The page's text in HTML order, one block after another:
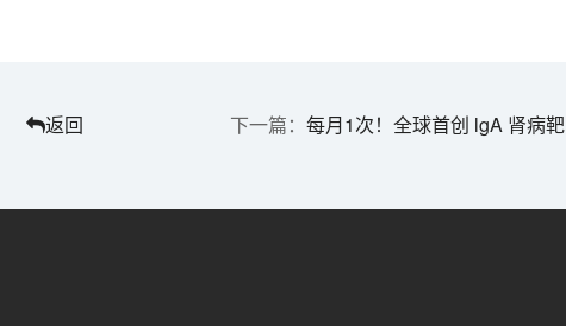
返回 每月1次！全球首创 lgA 肾病靶向新药国内拟优先审评 | 1分钟药闻速览